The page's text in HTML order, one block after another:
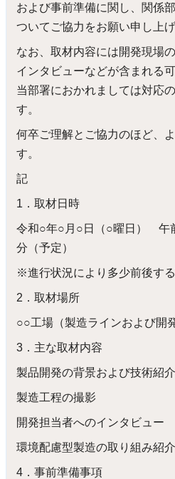
および事前準備に関し、関係
ついてご協力をお願い申し上げ
なお、取材内容には開発現場
インタビューなどが含まれる
当部署におかれましては対応
す。
何卒ご理解とご協力のほど、
す。
記
1．取材日時
令和○年○月○日（○曜日） 午
分（予定）
※進行状況により多少前後する
2．取材場所
○○工場（製造ラインおよび開
3．主な取材内容
製品開発の背景および技術紹介
製造工程の撮影
開発担当者へのインタビュー
環境配慮型製造の取り組み紹介
4．事前準備事項